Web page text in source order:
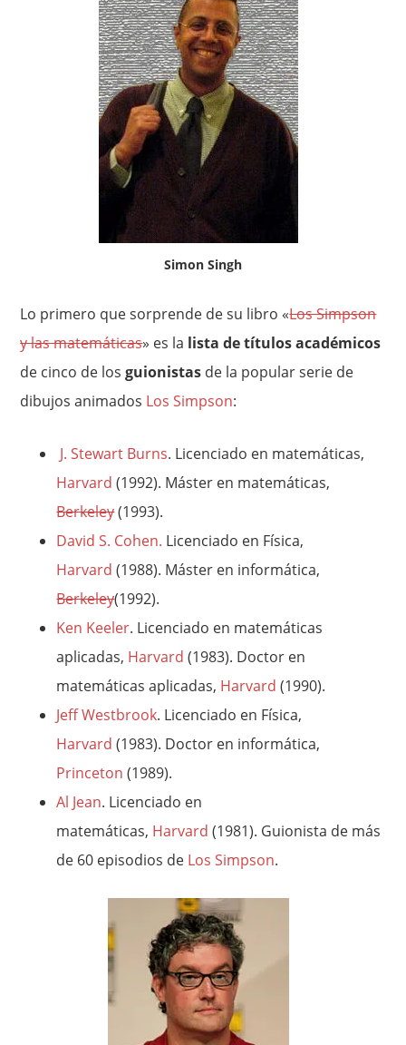
Simon Singh
Lo primero que sorprende de su libro «Los Simpson
y las matemáticas» es la lista de títulos académicos
de cinco de losguionistas de la popular serie de
dibujos animados Los Simpson:
J. Stewart Burns. Licenciado en matemáticas,
Harvard (1992). Máster en matemáticas,
Berkeley(1993).
David S. Cohen. Licenciado en Física,
Harvard (1988). Máster en informática,
Berkeley(1992).
Ken Keeler. Licenciado en matemáticas
aplicadas, Harvard (1983). Doctor en
matemáticas aplicadas, Harvard (1990).
Jeff Westbrook. Licenciado en Física,
Harvard (1983). Doctor en informática,
Princeton (1989).
Al Jean. Licenciado en
matemáticas, Harvard (1981). Guionista de más
de 60 episodios de Los Simpson.